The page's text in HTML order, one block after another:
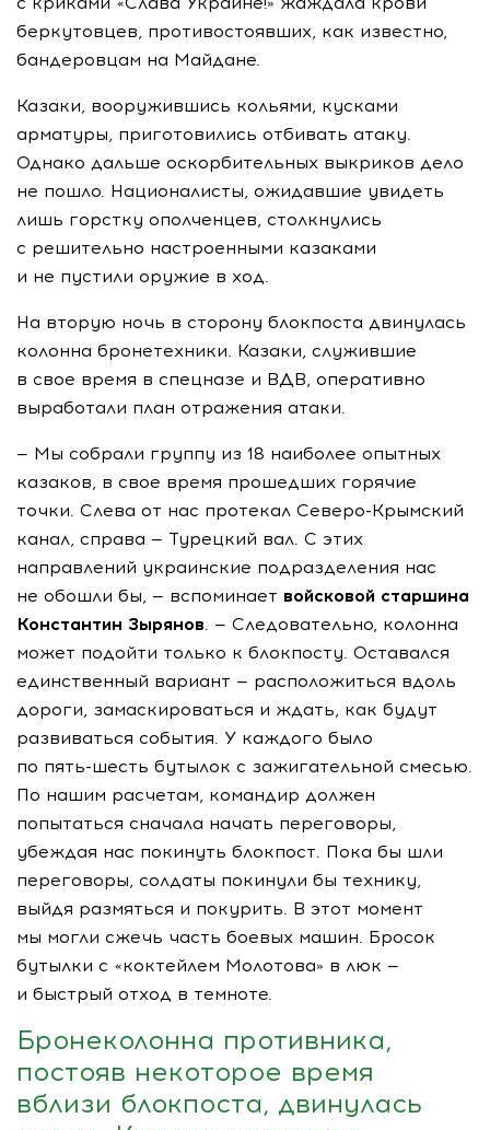
беркутовцев, противостоявших, как известно,
бандеровцам на Майдане.
Казаки, вооружившись кольями, кусками
арматуры, приготовились отбивать атаку.
Однако дальше оскорбительных выкриков дело
не пошло. Националисты, ожидавшие увидеть
лишь горстку ополченцев, столкнулись
с решительно настроенными казаками
и не пустили оружие в ход.
На вторую ночь в сторону блокпоста двинулась
колонна бронетехники. Казаки, служившие
в свое время в спецназе и ВДВ, оперативно
выработали план отражения атаки.
— Мы собрали группу из 18 наиболее опытных
казаков, в свое время прошедших горячие
точки. Слева от нас протекал Северо-Крымский
канал, справа — Турецкий вал. С этих
направлений украинские подразделения нас
не обошли бы, — вспоминает войсковой старшина
Константин Зырянов. — Следовательно, колонна
может подойти только к блокпосту. Оставался
единственный вариант — расположиться вдоль
дороги, замаскироваться и ждать, как будут
развиваться события. У каждого было
по пять-шесть бутылок с зажигательной смесью.
По нашим расчетам, командир должен
попытаться сначала начать переговоры,
убеждая нас покинуть блокпост. Пока бы шли
переговоры, солдаты покинули бы технику,
выйдя размяться и покурить. В этот момент
мы могли сжечь часть боевых машин. Бросок
бутылки с «коктейлем Молотова» в люк —
и быстрый отход в темноте.
Бронеколонна противника,
постояв некоторое время
вблизи блокпоста, двинулась